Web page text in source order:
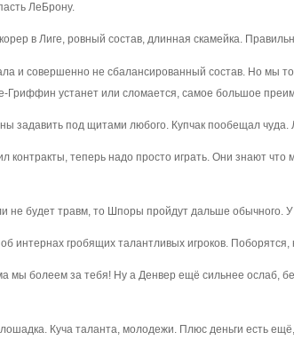
ЛеБрону.
в Лиге, ровный состав, длинная скамейка.
и совершенно не сбалансированный состав. Но мы
устанет или сломается, самое большое
задавить под щитами любого. Купчак пообещал чуда.
теперь надо просто играть. Они знают
не будет травм, то Шпоры пройдут дальше обычного.
интернах гробящих талантливых игроков. Поборятся,
мы болеем за тебя! Ну а Денвер ещё сильнее ослаб,
Куча таланта, молодежи. Плюс деньги есть